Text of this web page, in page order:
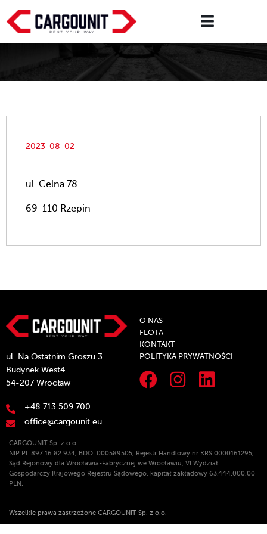
2023-08-02
ul. Celna 78
69-110 Rzepin
ul. Na Ostatnim Groszu 3
Budynek West4
54-207 Wrocław
+48 713 509 700
office@cargounit.eu
O NAS
FLOTA
KONTAKT
POLITYKA PRYWATNOŚCI
CARGOUNIT Sp. z o.o.
NIP PL 897 16 82 934, BDO: 000589505, Rejestr Handlowy nr KRS 0000161295,
Sąd Rejonowy dla Wrocławia-Fabrycznej we Wrocławiu, VI Wydział
Gospodarczy Krajowego Rejestru Sądowego, kapitał zakładowy 63.444.000,00
PLN.
Wszelkie prawa zastrzeżone CARGOUNIT Sp. z o.o.